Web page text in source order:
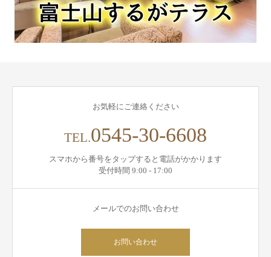
お気軽にご連絡ください
TEL.0545-30-6608
スマホから番号をタップすると電話がかかります
受付時間 9:00 - 17:00
メールでのお問い合わせ
お問い合わせ